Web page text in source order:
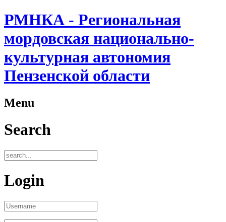
РМНКА - Региональная
мордовская национально-
культурная автономия
Пензенской области
Menu
Search
Login